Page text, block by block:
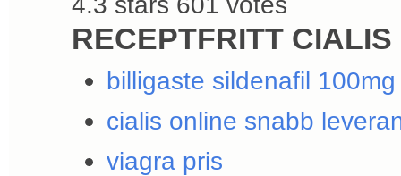
RECEPTFRITT CIALIS
billigaste sildenafil 100mg
cialis online snabb
viagra pris